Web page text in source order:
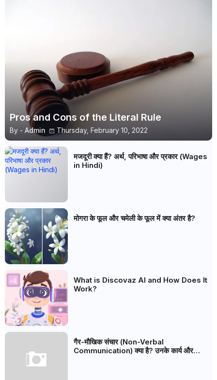
Pros and Cons of the Literal Rule
By - Admin Thursday, February 10, 2022
मजदूरी क्या हैं? अर्थ, परिभाषा और प्रकार (Wages
in Hindi)
मोगरा के फूल और चमेली के फूल में क्या अंतर है?
What is Discovaz AI and How Does It
Work?
गैर-मौखिक संचार (Non-Verbal
Communication) क्या है? उनके कार्य और